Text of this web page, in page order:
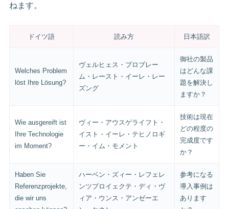
ねます。
ドイツ語 読み方 日本語訳
Welches Problem
löst Ihre Lösung?
ヴェルヒェス・プロブレー
ム・レースト・イーレ・レー
ズング
御社の製品
はどんな課
題を解決し
ますか？
Wie ausgereift ist
Ihre Technologie
im Moment?
ヴィー・アウスゲライフト・
イスト・イーレ・テヒノロギ
ー・イム・モメント
技術は現在
どの程度の
完成度です
か？
Haben Sie
Referenzprojekte,
die wir uns
ハーベン・ズィー・レフェレ
ンツプロイェクテ・ディ・ヴ
ィア・ウンス・アンゼーエ
参考になる
導入事例は
あります